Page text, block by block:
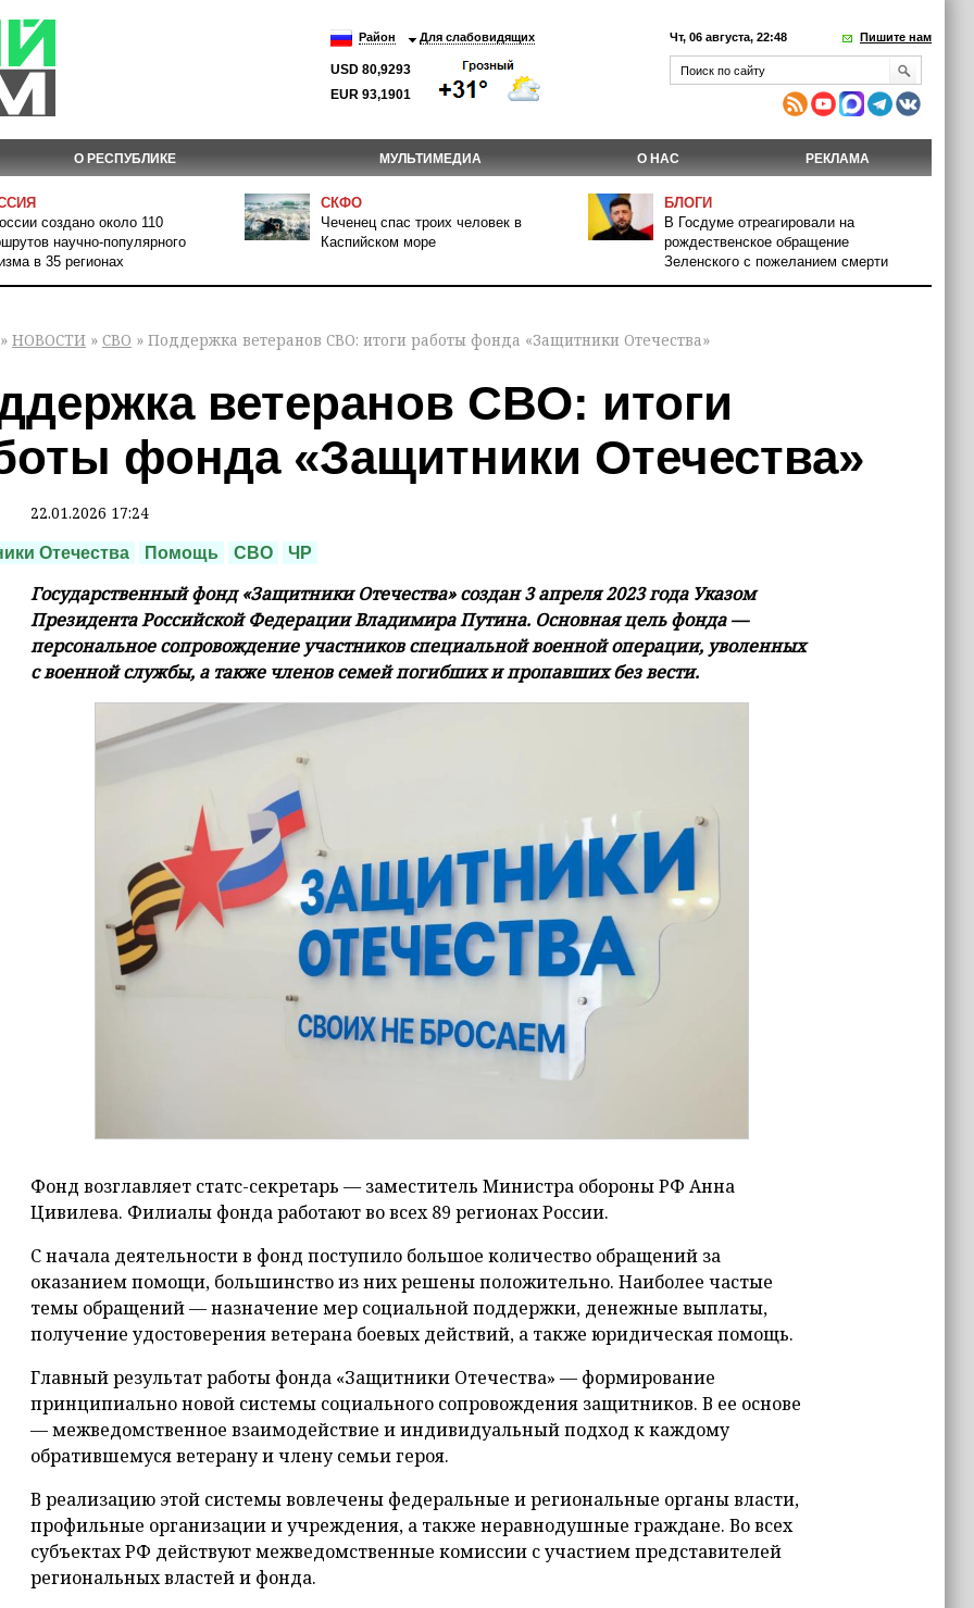
Район Для слабовидящих
USD 80,9293
EUR 93,1901
Чт, 06 августа, 22:48 Пишите нам
О РЕСПУБЛИКЕ МУЛЬТИМЕДИА О НАС РЕКЛАМА
создано около 110
научно-популярного
в 35 регионах
СКФО
Чеченец спас троих человек в
Каспийском море
БЛОГИ
В Госдуме отреагировали на
рождественское обращение
Зеленского с пожеланием смерти
» НОВОСТИ » СВО » Поддержка ветеранов СВО: итоги работы фонда «Защитники Отечества»
ветеранов СВО: итоги
фонда «Защитники Отечества»
22.01.2026 17:24
Отечества Помощь СВО ЧР
Государственный фонд «Защитники Отечества» создан 3 апреля 2023 года Указом
Президента Российской Федерации Владимира Путина. Основная цель фонда —
персональное сопровождение участников специальной военной операции, уволенных
с военной службы, а также членов семей погибших и пропавших без вести.
Фонд возглавляет статс-секретарь — заместитель Министра обороны РФ Анна
Цивилева. Филиалы фонда работают во всех 89 регионах России.
С начала деятельности в фонд поступило большое количество обращений за
оказанием помощи, большинство из них решены положительно. Наиболее частые
темы обращений — назначение мер социальной поддержки, денежные выплаты,
получение удостоверения ветерана боевых действий, а также юридическая помощь.
Главный результат работы фонда «Защитники Отечества» — формирование
принципиально новой системы социального сопровождения защитников. В ее основе
— межведомственное взаимодействие и индивидуальный подход к каждому
обратившемуся ветерану и члену семьи героя.
В реализацию этой системы вовлечены федеральные и региональные органы власти,
профильные организации и учреждения, а также неравнодушные граждане. Во всех
субъектах РФ действуют межведомственные комиссии с участием представителей
региональных властей и фонда.